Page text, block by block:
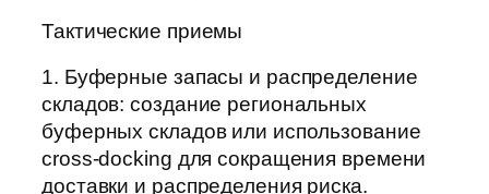
Тактические приемы
1. Буферные запасы и распределение
складов: создание региональных
буферных складов или использование
cross-docking для сокращения времени
доставки и распределения риска.